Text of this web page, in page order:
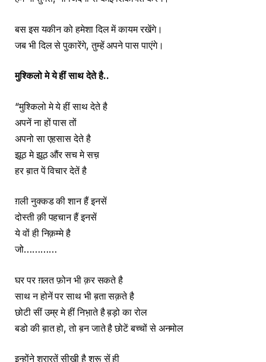
बस इस यकीन को हमेशा दिल में कायम रखेंगे।
जब भी दिल से पुकारेंगे, तुम्हें अपने पास पाएंगे।
मुश्किलो मे ये हीं साथ देते है..
“मुश्किलो मे ये हीं साथ देते है
अपनें ना हों पास तों
अपनो सा एहसास देते है
झूठ मे झूठ औंर सच मे सच़
हर ब़ात पें विचार देतें है
ग़ली नुक्कड की शान हैं इनसें
दोस्ती क़ी पहचान हैं इनसें
ये वों ही निक़म्मे है
जो…………
घर पर ग़लत फ़ोन भी क़र सकते है
साथ न होनें पर साथ भी ब़ता सक़ते है
छोटी सीं उम्र मे हीं निभ़ाते है ब़ड़ो का रोल
बडो की ब़ात हो, तो ब़न जाते है छोटें बच्चों से अनमोल
इन्होंने शरारतें सीख़ी है शुरू सें ही